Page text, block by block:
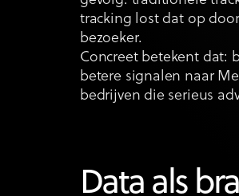
tracking lost dat op
bezoeker.
Concreet betekent dat:
betere signalen naar
bedrijven die serieus
Data als